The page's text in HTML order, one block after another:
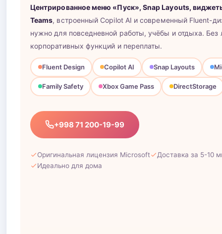
Центрированное меню «Пуск», Snap Layouts,
Teams, встроенный Copilot AI и современный Fluent-
нужно для повседневной работы, учёбы и отдыха. Без
корпоративных функций и переплаты.
Fluent Design Copilot AI Snap Layouts
Family Safety Xbox Game Pass DirectStorage
+998 71 200-19-99
Оригинальная лицензия Microsoft
Доставка за 5-10
Идеально для дома